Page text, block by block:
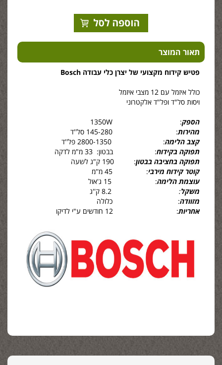
תאור המוצר
פטיש קידוח מקצועי של יצרן כלי עבודה Bosch
כולל איזמל עם 12 מצבי איזמל
ויסות סל"ד ופל"ד אלקטרוני
הספק: 1350W
מהירות: 145-280 סל''ד
קצב הלימה: 2800-1350 פל''ד
תפוקה בקידוח: בבטון: 33 מ"מ לדקה
תפוקה בחציבה בבטון: 190 ק"ג לשעה
קוטר קידוח מירבי: 45 מ''מ
עוצמת הלימה: 15 ג'אול
משקל:
מזוודה: כלולה
אחריות: 12 חודשים ע"י לדיקו